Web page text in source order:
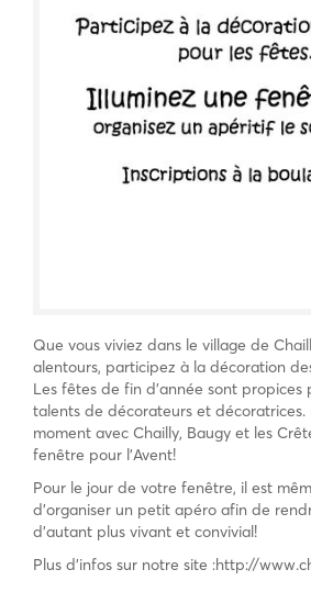
Que vous viviez dans le village de
alentours, participez à la décoration
Les fêtes de fin d’année sont
talents de décorateurs et décoratrices.
moment avec Chailly, Baugy et les
fenêtre pour l’Avent!
Pour le jour de votre fenêtre, il est
d’organiser un petit apéro afin de
d’autant plus vivant et convivial!
Plus d’infos sur notre site :http://